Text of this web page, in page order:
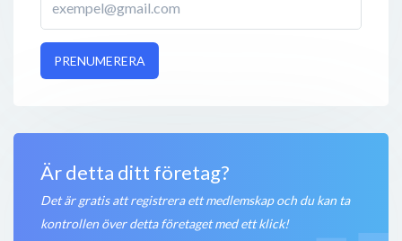
PRENUMERERA
Är detta ditt företag?
Det är gratis att registrera ett medlemskap och du kan ta
kontrollen över detta företaget med ett klick!